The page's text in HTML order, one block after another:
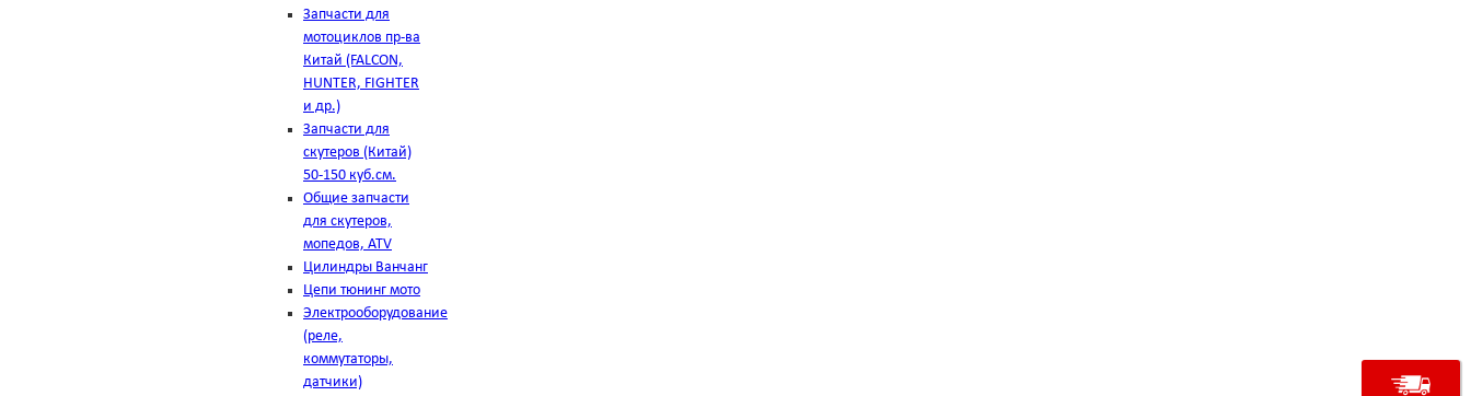
Запчасти для
мотоциклов пр-ва
Китай (FALCON,
HUNTER, FIGHTER
и др.)
Запчасти для
скутеров (Китай)
50-150 куб.см.
Общие запчасти
для скутеров,
мопедов, ATV
Цилиндры Ванчанг
Цепи тюнинг мото
Электрооборудование
(реле,
коммутаторы,
датчики)